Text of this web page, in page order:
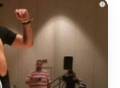
i